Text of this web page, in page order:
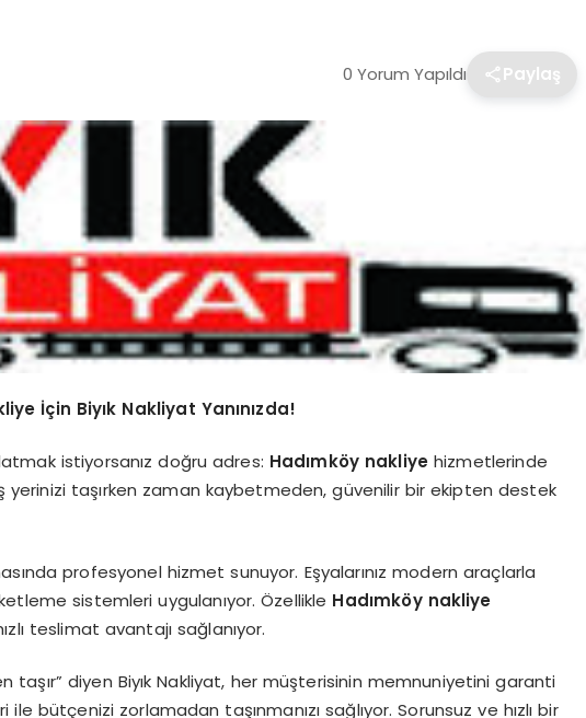
0 Yorum Yapıldı Paylaş
İçin Biyık Nakliyat Yanınızda!
istiyorsanız doğru adres: Hadımköy nakliye hizmetlerinde
yerinizi taşırken zaman kaybetmeden, güvenilir bir ekipten destek
profesyonel hizmet sunuyor. Eşyalarınız modern araçlarla
sistemleri uygulanıyor. Özellikle Hadımköy nakliye
teslimat avantajı sağlanıyor.
taşır” diyen Biyık Nakliyat, her müşterisinin memnuniyetini garanti
bütçenizi zorlamadan taşınmanızı sağlıyor. Sorunsuz ve hızlı bir